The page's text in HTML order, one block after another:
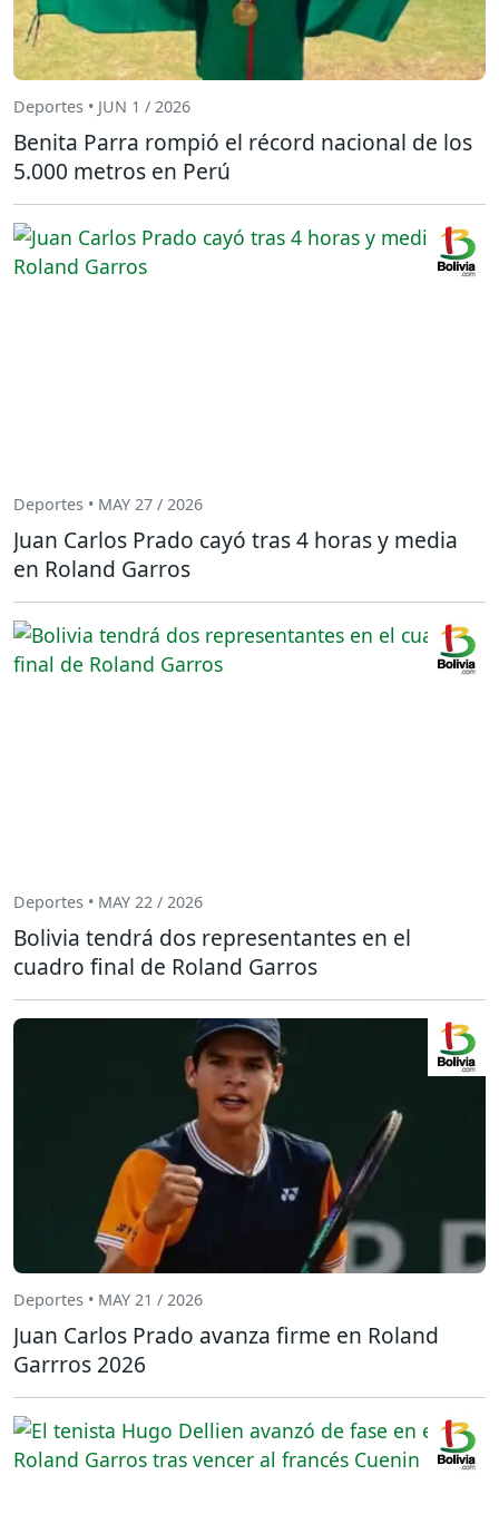
Deportes • JUN 1 / 2026
Benita Parra rompió el récord nacional de los
5.000 metros en Perú
Deportes • MAY 27 / 2026
Juan Carlos Prado cayó tras 4 horas y media
en Roland Garros
Deportes • MAY 22 / 2026
Bolivia tendrá dos representantes en el
cuadro final de Roland Garros
Deportes • MAY 21 / 2026
Juan Carlos Prado avanza firme en Roland
Garrros 2026